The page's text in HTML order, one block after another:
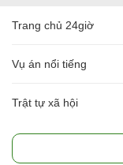
Trang chủ 24giờ
Vụ án nổi tiếng
Trật tự xã hội